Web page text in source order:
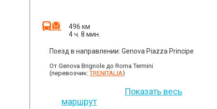
496 км
4 ч. 8 мин.
Поезд в направлении: Genova Piazza Principe
От Genova Brignole до Roma Termini
(перевозчик:TRENITALIA)
Показать весь
маршрут